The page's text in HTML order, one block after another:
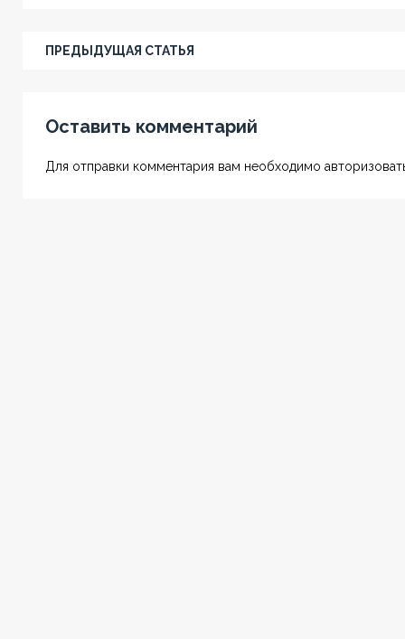
ПРЕДЫДУЩАЯ СТАТЬЯ
Оставить комментарий
Для отправки комментария вам необходимо